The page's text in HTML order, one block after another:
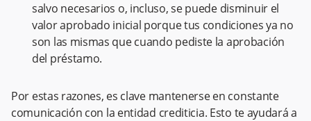
salvo necesarios o, incluso, se puede disminuir el
valor aprobado inicial porque tus condiciones ya no
son las mismas que cuando pediste la aprobación
del préstamo.
Por estas razones, es clave mantenerse en constante
comunicación con la entidad crediticia. Esto te ayudará a